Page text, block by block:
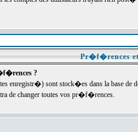
Pr�f�rences
?
enregistr�) sont stock�es dans la base de
de changer toutes vos pr�f�rences.